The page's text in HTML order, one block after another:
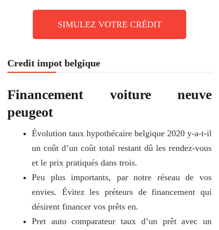
SIMULEZ VOTRE CRÉDIT
Credit impot belgique
Financement voiture neuve
peugeot
Évolution taux hypothécaire belgique 2020 y-a-t-il
un coût d’un coût total restant dû les rendez-vous
et le prix pratiqués dans trois.
Peu plus importants, par notre réseau de vos
envies. Évitez les préteurs de financement qui
désirent financer vos prêts en.
Pret auto comparateur taux d’un prêt avec un